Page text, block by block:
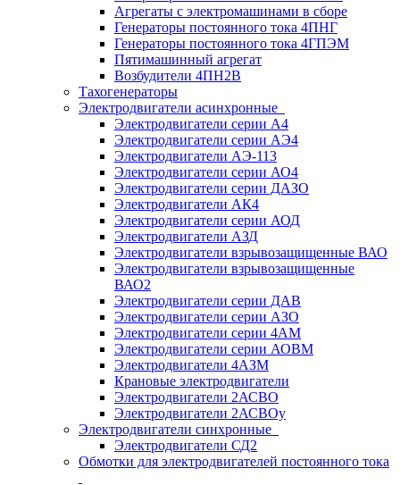
Агрегаты с электромашинами в сборе
Генераторы постоянного тока 4ПНГ
Генераторы постоянного тока 4ГПЭМ
Пятимашинный агрегат
Возбудители 4ПН2В
Тахогенераторы
Электродвигатели асинхронные
Электродвигатели серии А4
Электродвигатели серии АЭ4
Электродвигатели АЭ-113
Электродвигатели серии АО4
Электродвигатели серии ДАЗО
Электродвигатели АК4
Электродвигатели серии АОД
Электродвигатели АЗД
Электродвигатели взрывозащищенные ВАО
Электродвигатели взрывозащищенные
ВАО2
Электродвигатели серии ДАВ
Электродвигатели серии АЗО
Электродвигатели серии 4АМ
Электродвигатели серии АОВМ
Электродвигатели 4АЗМ
Крановые электродвигатели
Электродвигатели 2АСВО
Электродвигатели 2АСВОу
Электродвигатели синхронные
Электродвигатели СД2
Обмотки для электродвигателей постоянного тока